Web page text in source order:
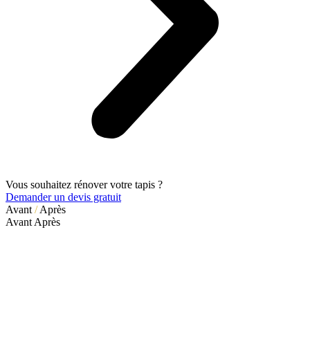
Vous souhaitez rénover votre tapis ?
Demander un devis gratuit
Avant /Après
Avant Après